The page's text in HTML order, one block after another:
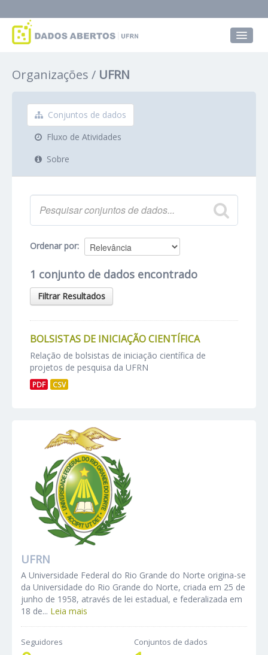
Grupos
Sobre
Organizações UFRN
Conjuntos de dados
Fluxo de Atividades
Sobre
Ordenar por
1 conjunto de dados encontrado
Filtrar Resultados
BOLSISTAS DE INICIAÇÃO CIENTÍFICA
Relação de bolsistas de iniciação científica de
projetos de pesquisa da UFRN
PDF CSV
UFRN
A Universidade Federal do Rio Grande do Norte origina-se
da Universidade do Rio Grande do Norte, criada em 25 de
junho de 1958, através de lei estadual, e federalizada em
18 de... Leia mais
Seguidores Conjuntos de dados